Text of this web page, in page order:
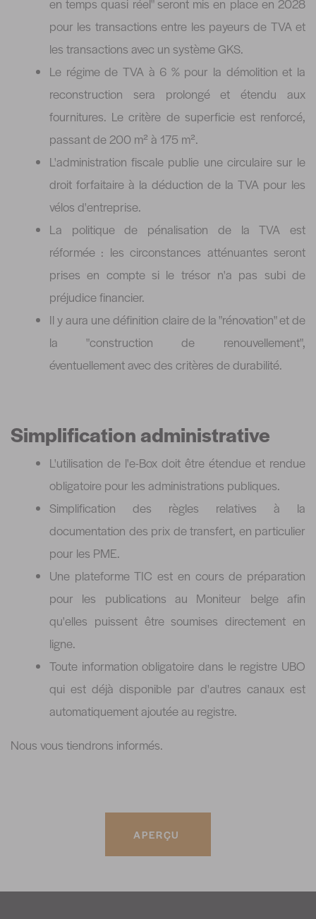
en temps quasi réel" seront mis en place en 2028
pour les transactions entre les payeurs de TVA et
les transactions avec un système GKS.
Le régime de TVA à 6 % pour la démolition et la
reconstruction sera prolongé et étendu aux
fournitures. Le critère de superficie est renforcé,
passant de 200 m² à 175 m².
L'administration fiscale publie une circulaire sur le
droit forfaitaire à la déduction de la TVA pour les
vélos d'entreprise.
La politique de pénalisation de la TVA est
réformée : les circonstances atténuantes seront
prises en compte si le trésor n'a pas subi de
préjudice financier.
Il y aura une définition claire de la "rénovation" et de
la "construction de renouvellement",
éventuellement avec des critères de durabilité.
Simplification administrative
L'utilisation de l'e-Box doit être étendue et rendue
obligatoire pour les administrations publiques.
Simplification des règles relatives à la
documentation des prix de transfert, en particulier
pour les PME.
Une plateforme TIC est en cours de préparation
pour les publications au Moniteur belge afin
qu'elles puissent être soumises directement en
ligne.
Toute information obligatoire dans le registre UBO
qui est déjà disponible par d'autres canaux est
automatiquement ajoutée au registre.
Nous vous tiendrons informés.
APERÇU